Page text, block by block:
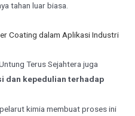
tahan luar biasa.
Coating dalam Aplikasi Industri
Terus Sejahtera juga
dan kepedulian terhadap
kimia membuat proses ini